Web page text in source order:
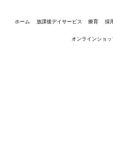
ホーム 放課後デイサービス 療育 採
オンラインショッ